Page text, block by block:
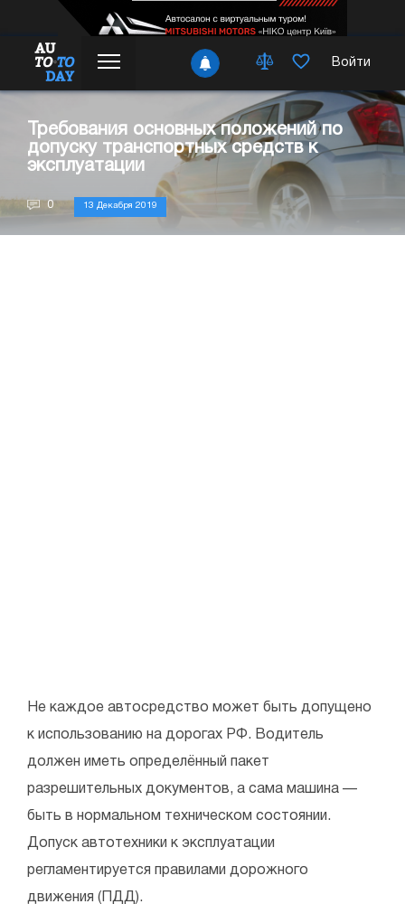
Войти
Требования основных положений по
допуску транспортных средств к
эксплуатации
0 13 Декабря 2019
Не каждое автосредство может быть допущено
к использованию на дорогах РФ. Водитель
должен иметь определённый пакет
разрешительных документов, а сама машина —
быть в нормальном техническом состоянии.
Допуск автотехники к эксплуатации
регламентируется правилами дорожного
движения (ПДД).